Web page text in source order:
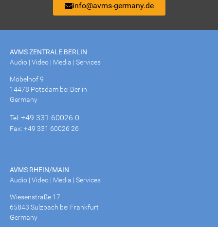
info@avms-germany.de
AVMS ZENTRALE BERLIN
Audio | Video | Media | Services
Möbelhof 9
14478 Potsdam bei Berlin
Germany
Tel: +49 331 60026 0
Fax: +49 331 60026 26
AVMS RHEIN/MAIN
Audio | Video | Media | Services
Wiesenstraße 17
65843 Sulzbach bei Frankfurt
Germany